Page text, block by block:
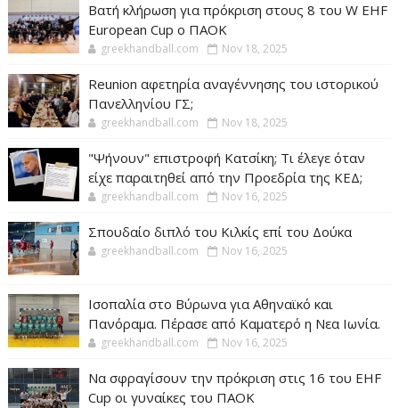
Βατή κλήρωση για πρόκριση στους 8 του W EHF
European Cup ο ΠΑΟΚ
greekhandball.com Nov 18, 2025
Reunion αφετηρία αναγέννησης του ιστορικού
Πανελληνίου ΓΣ;
greekhandball.com Nov 18, 2025
"Ψήνουν" επιστροφή Κατσίκη; Τι έλεγε όταν
είχε παραιτηθεί από την Προεδρία της ΚΕΔ;
greekhandball.com Nov 16, 2025
Σπουδαίο διπλό του Κιλκίς επί του Δούκα
greekhandball.com Nov 16, 2025
Ισοπαλία στο Βύρωνα για Αθηναϊκό και
Πανόραμα. Πέρασε από Καματερό η Νεα Ιωνία.
greekhandball.com Nov 16, 2025
Να σφραγίσουν την πρόκριση στις 16 του EHF
Cup οι γυναίκες του ΠΑΟΚ